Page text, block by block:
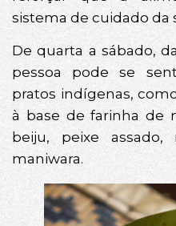
sistema de cuidado da
De quarta a sábado,
pessoa pode se
pratos indígenas,
à base de farinha de
beiju, peixe
maniwara.